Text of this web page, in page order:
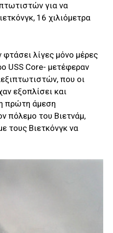
για να
16 χιλιόμετρα
λίγες μόνο μέρες
USS Core- μετέφεραν
που οι
εξοπλίσει και
πρώτη άμεση
πόλεμο του Βιετνάμ,
τους Βιετκόνγκ να